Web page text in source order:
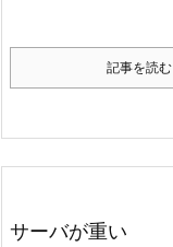
記事を読む
サーバが重い